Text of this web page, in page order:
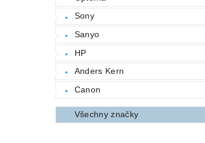
Sony
Sanyo
HP
Anders Kern
Canon
Všechny značky